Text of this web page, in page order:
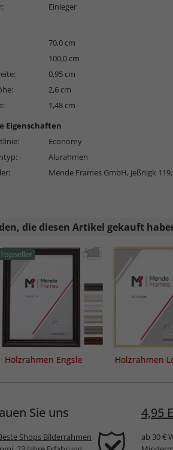
Einleger
70,0 cm
100,0 cm
0,95 cm
2,6 cm
1,48 cm
Eigenschaften
Economy
Alurahmen
Mende Frames GmbH, Jeßnigk
die diesen Artikel gekauft
Topseller
Holzrahmen Engsle Holzrahmen
Sie uns
Shops Bilderrahmen
4,95
ab 30 €